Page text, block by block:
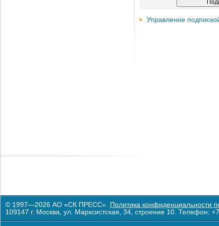
Управление
© 1997—2026 АО «СК ПРЕСС». Политика конфиденциальности
109147 г. Москва, ул. Марксистская, 34, строение 10. Телефон: